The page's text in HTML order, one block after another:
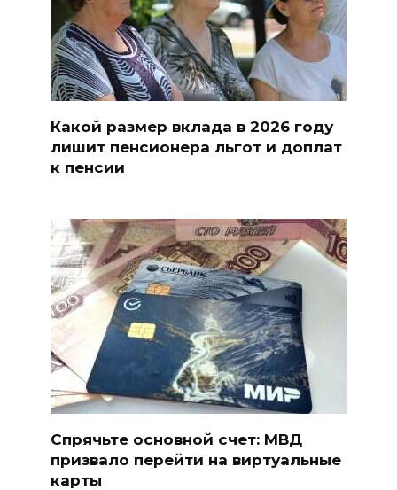
Какой размер вклада в 2026 году
лишит пенсионера льгот и доплат
к пенсии
Спрячьте основной счет: МВД
призвало перейти на виртуальные
карты